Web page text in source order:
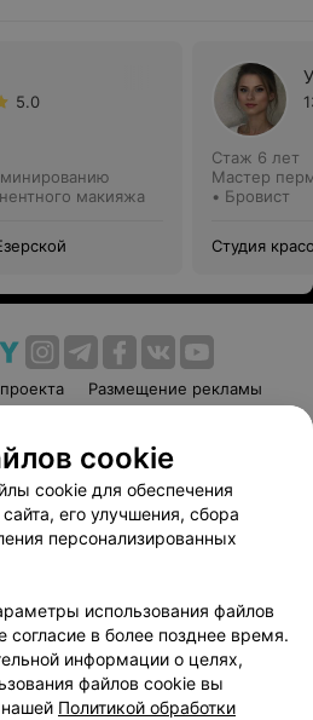
5.0
макияжа
Стаж 6 лет
Мастер
• Бровист
Студия
Размещение рекламы
Способы оплаты
Партнеры
103.by
данных
cookie
cookie для обеспечения
его улучшения, сбора
персонализированных
использования файлов
согласие в более позднее время.
информации о целях,
файлов cookie вы
Политикой обработки